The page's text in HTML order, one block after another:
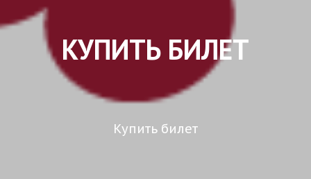
КУПИТЬ БИЛЕТ
Купить билет